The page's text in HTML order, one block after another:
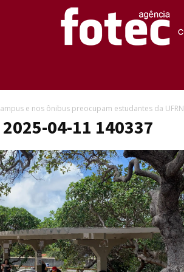
e nos ônibus preocupam estudantes da UFRN
04-11 140337